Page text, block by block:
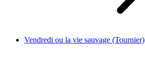
Vendredi ou la vie sauvage (Tournier)